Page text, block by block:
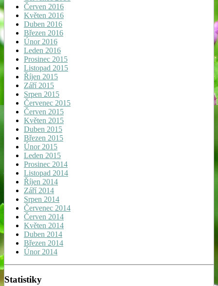
Červen 2016
Květen 2016
Duben 2016
Březen 2016
Únor 2016
Leden 2016
Prosinec 2015
Listopad 2015
Říjen 2015
Září 2015
Srpen 2015
Červenec 2015
Červen 2015
Květen 2015
Duben 2015
Březen 2015
Únor 2015
Leden 2015
Prosinec 2014
Listopad 2014
Říjen 2014
Září 2014
Srpen 2014
Červenec 2014
Červen 2014
Květen 2014
Duben 2014
Březen 2014
Únor 2014
Statistiky